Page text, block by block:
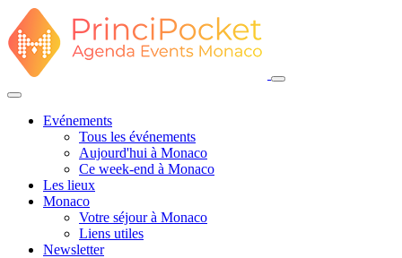
Evénements
Tous les événements
Aujourd'hui à Monaco
Ce week-end à Monaco
Les lieux
Monaco
Votre séjour à Monaco
Liens utiles
Newsletter